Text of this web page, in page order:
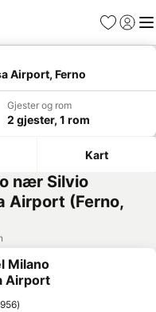
Favoritter
Logg
Airport, Ferno
Gjester og rom
2 gjester, 1 rom
Kart
nær Silvio
Airport (Ferno,
i favoritter
Milano
Airport